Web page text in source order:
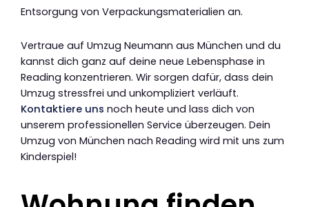
Entsorgung von Verpackungsmaterialien an.
Vertraue auf Umzug Neumann aus München und du
kannst dich ganz auf deine neue Lebensphase in
Reading konzentrieren. Wir sorgen dafür, dass dein
Umzug stressfrei und unkompliziert verläuft.
Kontaktiere uns noch heute und lass dich von
unserem professionellen Service überzeugen. Dein
Umzug von München nach Reading wird mit uns zum
Kinderspiel!